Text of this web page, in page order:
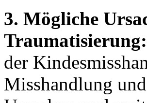
3. Mögliche
Traumatisierung:
der
Misshandlung